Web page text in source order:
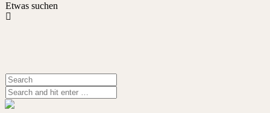
Etwas suchen